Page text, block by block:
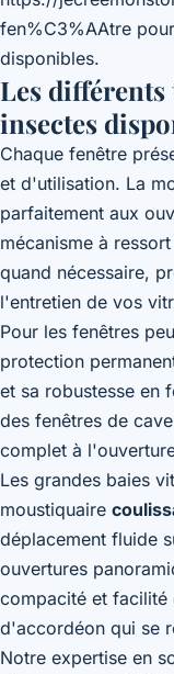
fen%C3%AAtre
disponibles.
Les
insectes
Chaque fenêtre
et d'utilisation. La
parfaitement aux
mécanisme à
quand nécessaire,
l'entretien de vos
Pour les fenêtres
protection
et sa robustesse en
des fenêtres de
complet à
Les grandes baies
moustiquaire
déplacement fluide
ouvertures
compacité et facilité
d'accordéon qui se
Notre expertise en